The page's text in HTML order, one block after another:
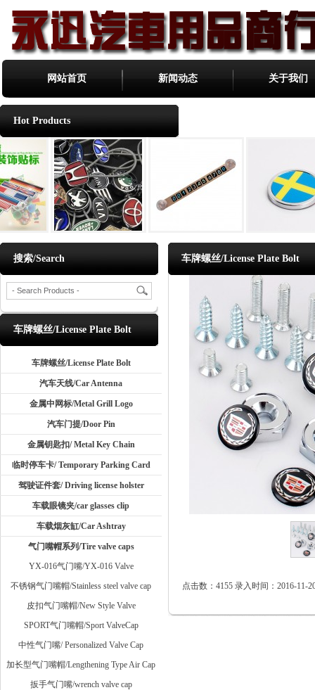
网站首页 新闻动态 关于我们
Hot Products
搜索/Search
车牌螺丝/License Plate Bolt
车牌螺丝/License Plate Bolt
汽车天线/Car Antenna
金属中网标/Metal Grill Logo
汽车门提/Door Pin
金属钥匙扣/ Metal Key Chain
临时停车卡/ Temporary Parking Card
驾驶证件套/ Driving license holster
车载眼镜夹/car glasses clip
车载烟灰缸/Car Ashtray
气门嘴帽系列/Tire valve caps
YX-016气门嘴/YX-016 Valve
不锈钢气门嘴帽/Stainless steel valve cap
皮扣气门嘴帽/New Style Valve
SPORT气门嘴帽/Sport ValveCap
中性气门嘴/ Personalized Valve Cap
加长型气门嘴帽/Lengthening Type Air Cap
扳手气门嘴/wrench valve cap
车牌螺丝/License Plate Bolt
点击数：4155 录入时间：2016-11-